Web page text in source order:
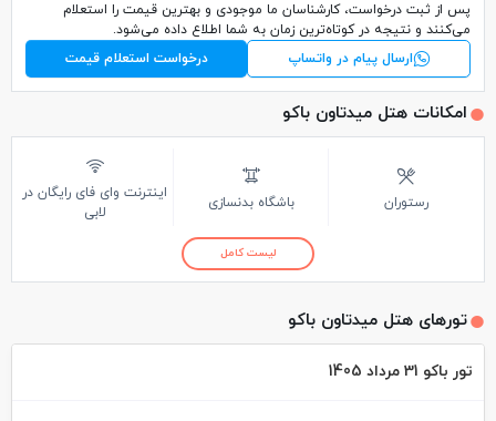
پس از ثبت درخواست، کارشناسان ما موجودی و بهترین قیمت را استعلام
می‌کنند و نتیجه در کوتاه‌ترین زمان به شما اطلاع داده می‌شود.
ارسال پیام در واتساپ
درخواست استعلام قیمت
امکانات هتل میدتاون باکو
رستوران باشگاه بدنسازی
اینترنت وای فای رایگان در
لابی
لیست کامل
تورهای هتل میدتاون باکو
تور باکو 31 مرداد 1405